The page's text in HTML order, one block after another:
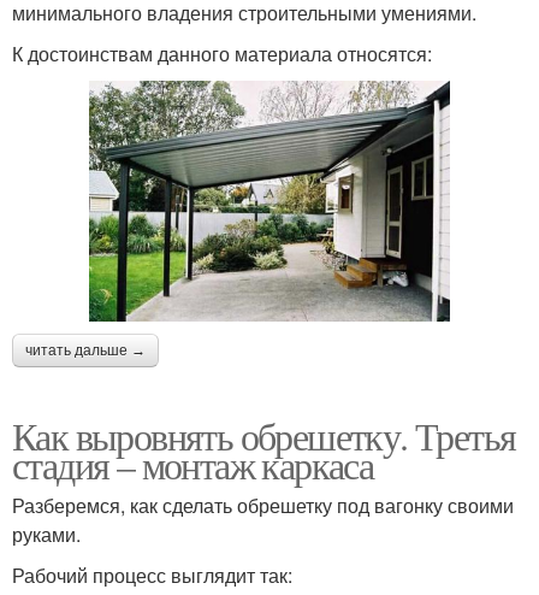
минимального владения строительными умениями.
К достоинствам данного материала относятся:
читать дальше →
Как выровнять обрешетку. Третья
стадия – монтаж каркаса
Разберемся, как сделать обрешетку под вагонку своими
руками.
Рабочий процесс выглядит так: